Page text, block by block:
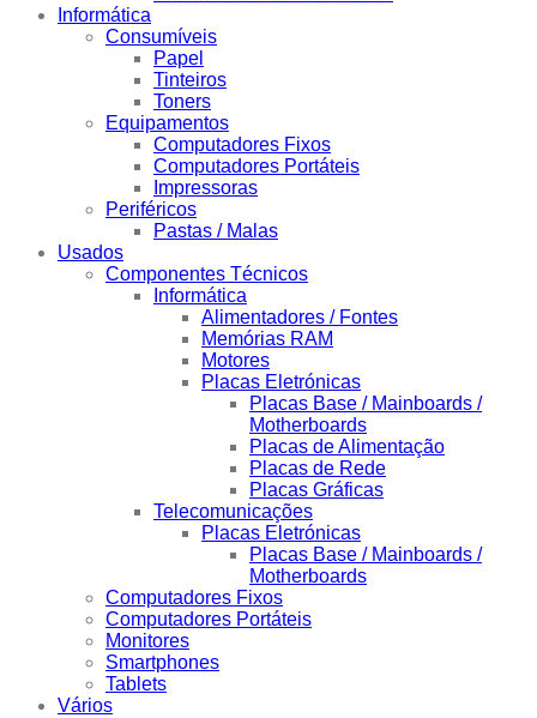
Informática
Consumíveis
Papel
Tinteiros
Toners
Equipamentos
Computadores Fixos
Computadores Portáteis
Impressoras
Periféricos
Pastas / Malas
Usados
Componentes Técnicos
Informática
Alimentadores / Fontes
Memórias RAM
Motores
Placas Eletrónicas
Placas Base / Mainboards /
Motherboards
Placas de Alimentação
Placas de Rede
Placas Gráficas
Telecomunicações
Placas Eletrónicas
Placas Base / Mainboards /
Motherboards
Computadores Fixos
Computadores Portáteis
Monitores
Smartphones
Tablets
Vários